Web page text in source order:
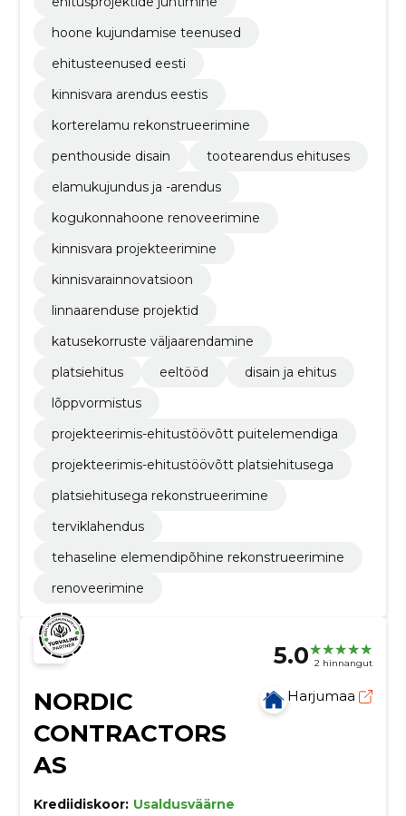
hoone kujundamise teenused
ehitusteenused eesti
kinnisvara arendus eestis
korterelamu rekonstrueerimine
penthouside disain
tootearendus ehituses
elamukujundus ja -arendus
kogukonnahoone renoveerimine
kinnisvara projekteerimine
kinnisvarainnovatsioon
linnaarenduse projektid
katusekorruste väljaarendamine
platsiehitus
eeltööd
disain ja ehitus
lõppvormistus
projekteerimis-ehitustöövõtt puitelemendiga
projekteerimis-ehitustöövõtt platsiehitusega
platsiehitusega rekonstrueerimine
terviklahendus
tehaseline elemendipõhine rekonstrueerimine
renoveerimine
5.0 2 hinnangut
NORDIC
CONTRACTORS
AS
Harjumaa
Krediidiskoor: Usaldusväärne